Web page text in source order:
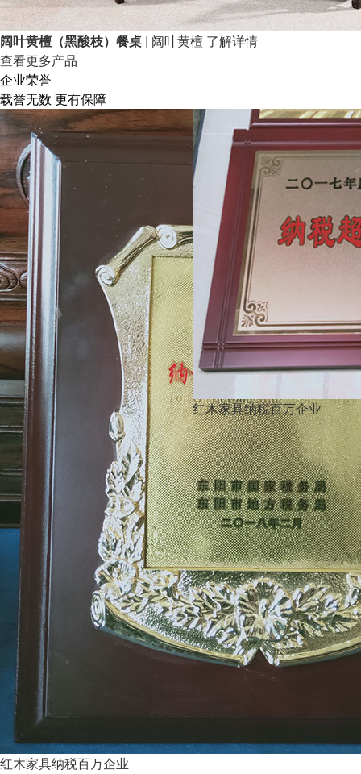
阔叶黄檀（黑酸枝）餐桌 | 阔叶黄檀 了解详情
查看更多产品
企业荣誉
载誉无数 更有保障
红木家具纳税百万企业
红木家具纳税百万企业